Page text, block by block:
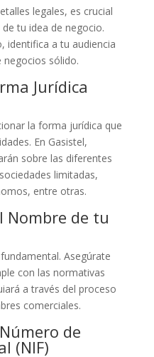
legales, es crucial
tu idea de negocio.
identifica a tu audiencia
negocios sólido.
Jurídica
la forma jurídica que
En Gasistel,
sobre las diferentes
limitadas,
entre otras.
Nombre de tu
Asegúrate
con las normativas
a través del proceso
comerciales.
de
(NIF)